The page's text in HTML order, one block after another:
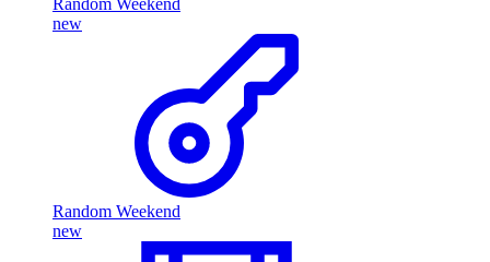
Random Weekend
new
Random Weekend
new